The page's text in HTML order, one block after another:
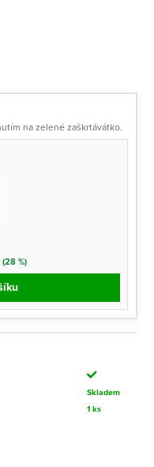
na zelené zaškrtávátko.
%)
Skladem
1 ks